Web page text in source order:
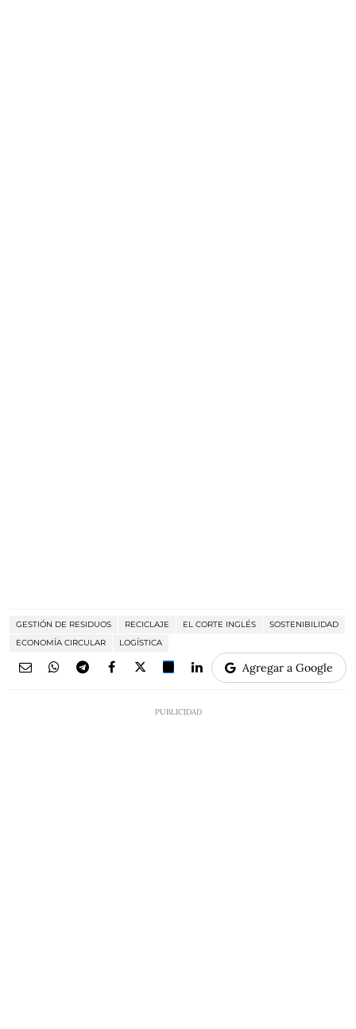
GESTIÓN DE RESIDUOS RECICLAJE EL CORTE INGLÉS
SOSTENIBILIDAD
ECONOMÍA CIRCULAR
LOGÍSTICA
Agregar a Google